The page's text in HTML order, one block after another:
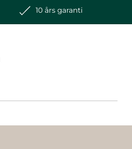
10 års garanti